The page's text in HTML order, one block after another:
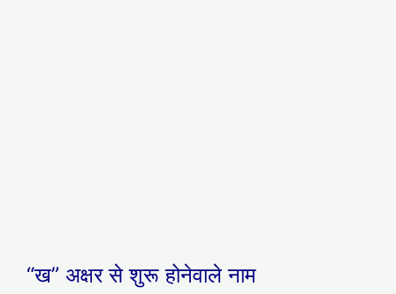
“ख” अक्षर से शुरू होनेवाले नाम